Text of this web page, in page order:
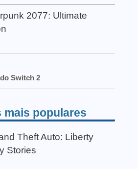
2077: Ultimate
Switch 2
mais populares
Theft Auto: Liberty
Stories